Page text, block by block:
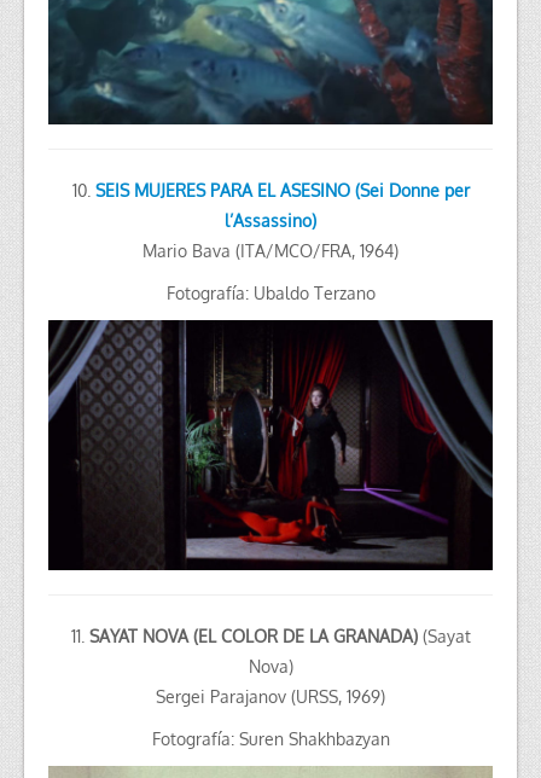
10. SEIS MUJERES PARA EL ASESINO (Sei Donne per
l’Assassino)
Mario Bava (ITA/MCO/FRA, 1964)
Fotografía: Ubaldo Terzano
11. SAYAT NOVA (EL COLOR DE LA GRANADA) (Sayat
Nova)
Sergei Parajanov (URSS, 1969)
Fotografía: Suren Shakhbazyan